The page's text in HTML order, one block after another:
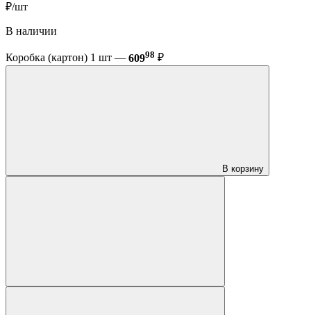
₽/шт
В наличии
Коробка (картон) 1 шт — 60998 ₽
В корзину